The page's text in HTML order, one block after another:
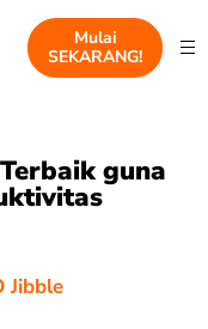
Mulai
SEKARANG!
guna
Jibble